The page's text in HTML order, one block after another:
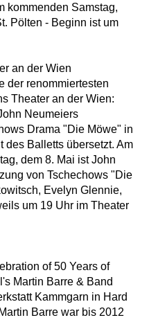
kommenden Samstag,
Pölten - Beginn ist um
an der Wien
der renommiertesten
Theater an der Wien:
Neumeiers
Drama "Die Möwe" in
des Balletts übersetzt. Am
dem 8. Mai ist John
von Tschechows "Die
Evelyn Glennie,
um 19 Uhr im Theater
of 50 Years of
Martin Barre & Band
Kammgarn in Hard
Barre war bis 2012